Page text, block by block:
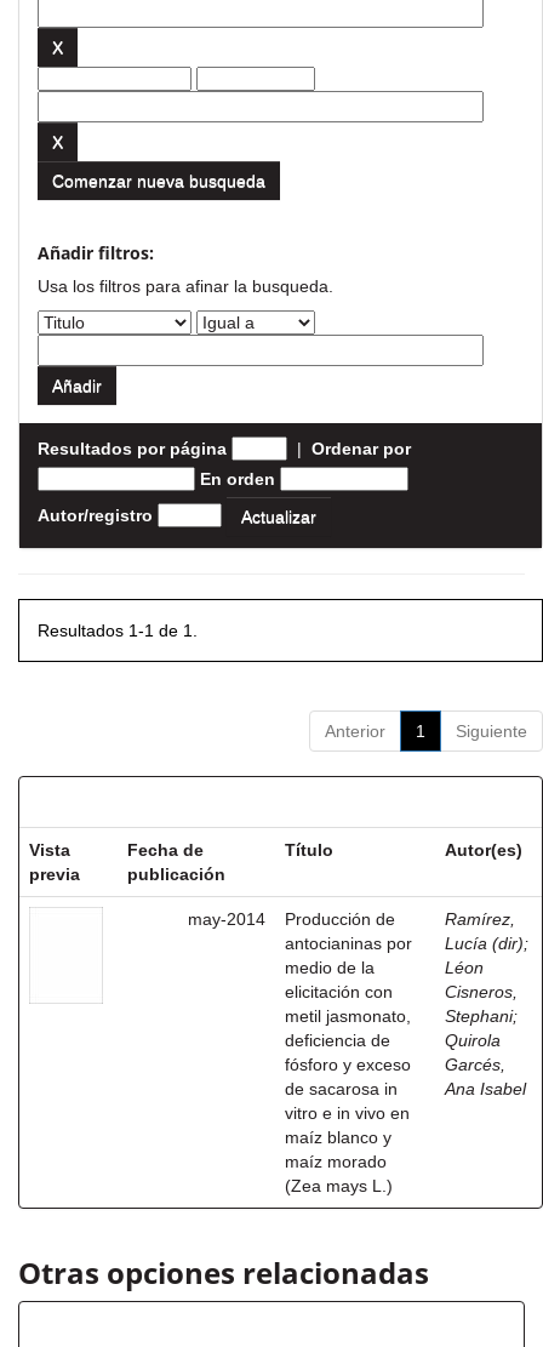
Comenzar nueva busqueda
Añadir filtros:
Usa los filtros para afinar la busqueda.
Resultados por página | Ordenar por
En orden
Autor/registro
Resultados 1-1 de 1.
Anterior 1 Siguiente
Vista
previa
Fecha de
publicación
Título Autor(es)
may-2014
Producción de
antocianinas por
medio de la
elicitación con
metil jasmonato,
deficiencia de
fósforo y exceso
de sacarosa in
vitro e in vivo en
maíz blanco y
maíz morado
(Zea mays L.)
Ramírez,
Lucía (dir);
Léon
Cisneros,
Stephani;
Quirola
Garcés,
Ana Isabel
Otras opciones relacionadas